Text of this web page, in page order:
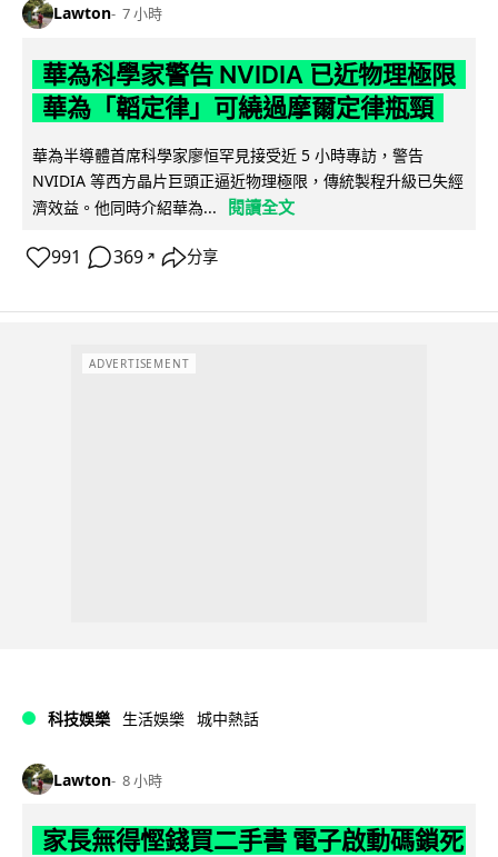
Lawton 7 小時
華為科學家警告 NVIDIA 已近物理極限
華為「韜定律」可繞過摩爾定律瓶頸
華為半導體首席科學家廖恒罕見接受近 5 小時專訪，警告
NVIDIA 等西方晶片巨頭正逼近物理極限，傳統製程升級已失經
濟效益。他同時介紹華為...
閱讀全文
991 369 ↗ 分享
ADVERTISEMENT
科技娛樂 生活娛樂 城中熱話
Lawton 8 小時
家長無得慳錢買二手書 電子啟動碼鎖死